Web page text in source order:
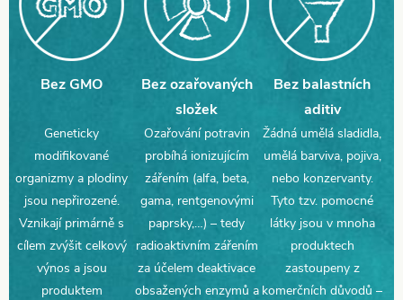
Bez GMO
Bez ozařovaných
složek
Bez balastních
aditiv
Geneticky
modifikované
organizmy a plodiny
jsou nepřirozené.
Vznikají primárně s
cílem zvýšit celkový
výnos a jsou
produktem
Ozařování potravin
probíhá ionizujícím
zářením (alfa, beta,
gama, rentgenovými
paprsky,…) – tedy
radioaktivním zářením
za účelem deaktivace
obsažených enzymů a
Žádná umělá sladidla,
umělá barviva, pojiva,
nebo konzervanty.
Tyto tzv. pomocné
látky jsou v mnoha
produktech
zastoupeny z
komerčních důvodů –